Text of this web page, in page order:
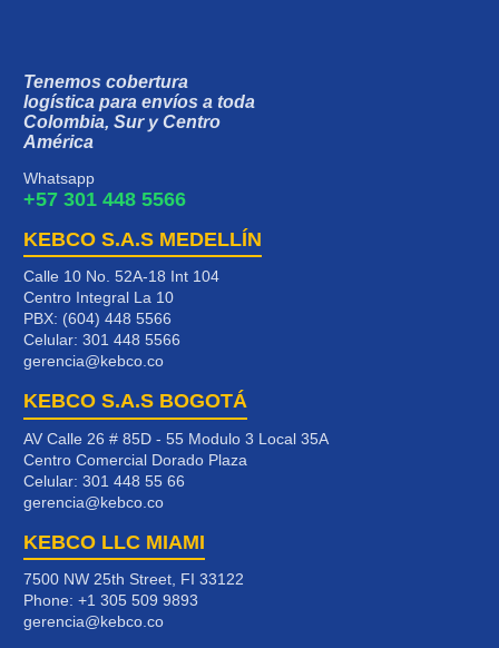
Tenemos cobertura
logística para envíos a toda
Colombia, Sur y Centro
América
Whatsapp
+57 301 448 5566
KEBCO S.A.S MEDELLÍN
Calle 10 No. 52A-18 Int 104
Centro Integral La 10
PBX: (604) 448 5566
Celular: 301 448 5566
gerencia@kebco.co
KEBCO S.A.S BOGOTÁ
AV Calle 26 # 85D - 55 Modulo 3 Local 35A
Centro Comercial Dorado Plaza
Celular: 301 448 55 66
gerencia@kebco.co
KEBCO LLC MIAMI
7500 NW 25th Street, FI 33122
Phone: +1 305 509 9893
gerencia@kebco.co